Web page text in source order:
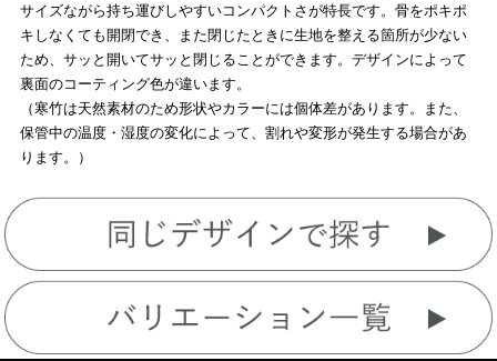
サイズながら持ち運びしやすいコンパクトさが特長です。骨をポキポ
キしなくても開閉でき、また閉じたときに生地を整える箇所が少ない
ため、サッと開いてサッと閉じることができます。デザインによって
裏面のコーティング色が違います。
（寒竹は天然素材のため形状やカラーには個体差があります。また、
保管中の温度・湿度の変化によって、割れや変形が発生する場合があ
ります。）